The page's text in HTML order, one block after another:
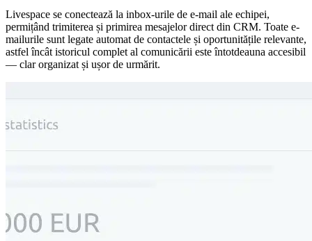
Livespace se conectează la inbox-urile de e-mail ale echipei,
permițând trimiterea și primirea mesajelor direct din CRM. Toate e-
mailurile sunt legate automat de contactele și oportunitățile relevante,
astfel încât istoricul complet al comunicării este întotdeauna accesibil
— clar organizat și ușor de urmărit.